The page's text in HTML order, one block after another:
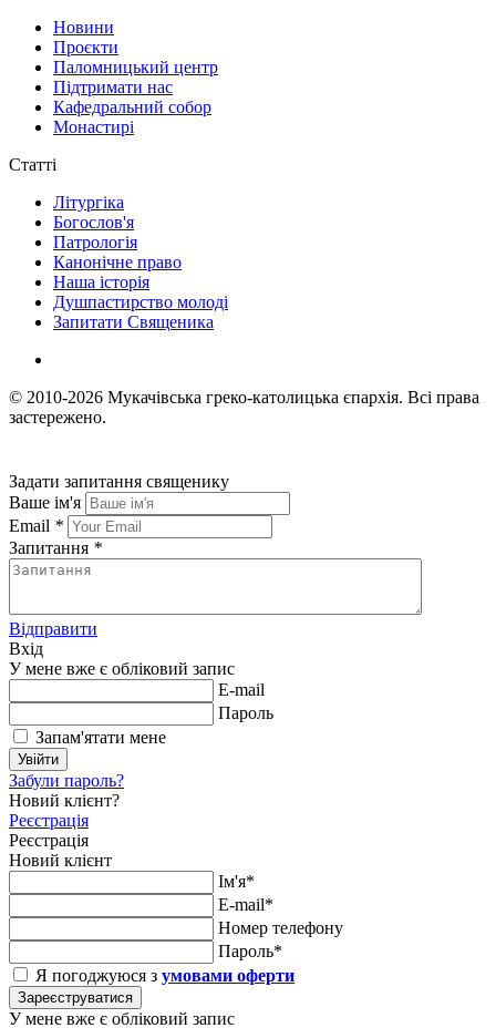
Новини
Проєкти
Паломницький центр
Підтримати нас
Кафедральний собор
Монастирі
Статті
Літургіка
Богослов'я
Патрологія
Канонічне право
Наша історія
Душпастирство молоді
Запитати Священика
© 2010-2026 Мукачівська греко-католицька єпархія. Всі права
застережено.
Задати запитання священику
Ваше ім'я
Email *
Запитання *
Відправити
Вхід
У мене вже є обліковий запис
E-mail
Пароль
Запам'ятати мене
Увійти
Забули пароль?
Новий клієнт?
Реєстрація
Реєстрація
Новий клієнт
Ім'я*
E-mail*
Номер телефону
Пароль*
Я погоджуюся з умовами оферти
Зареєструватися
У мене вже є обліковий запис